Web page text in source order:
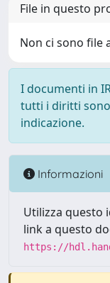
File in questo
Non ci sono file
I documenti in
tutti i diritti
indicazione.
Informazioni
Utilizza questo
link a questo
https://